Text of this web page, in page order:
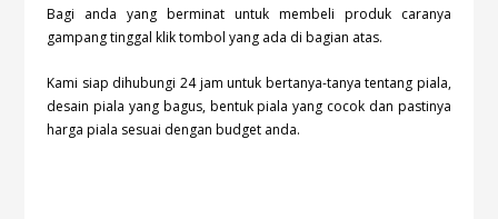
Bagi anda yang berminat untuk membeli produk caranya
gampang tinggal klik tombolyang ada di bagian atas.
Kami siap dihubungi 24 jam untuk bertanya-tanya tentang piala,
desain piala yang bagus, bentuk piala yang cocok dan pastinya
harga piala sesuai dengan budget anda.